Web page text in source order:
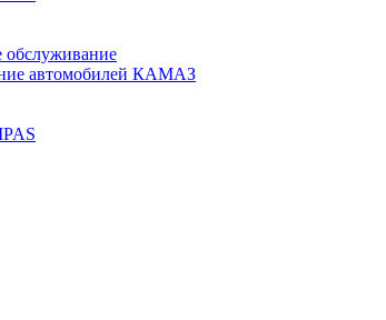
обслуживание
автомобилей КАМАЗ